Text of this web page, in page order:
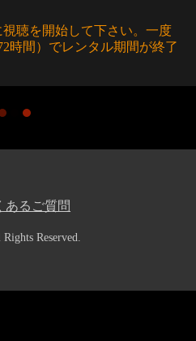
聴を開始して下さい。一度
時間）でレンタル期間が終了
あるご質問
Reserved.